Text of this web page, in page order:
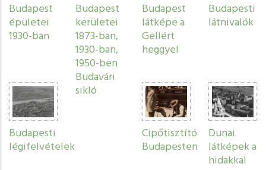
Budapest
épületei
1930-ban
Budapest
kerületei
1873-ban,
1930-ban,
1950-ben
Budapest
látképe a
Gellért
heggyel
Budapesti
látnivalók
Budapesti
légifelvételek
Budavári
sikló
Cipőtisztító
Budapesten
Dunai
látképek a
hidakkal